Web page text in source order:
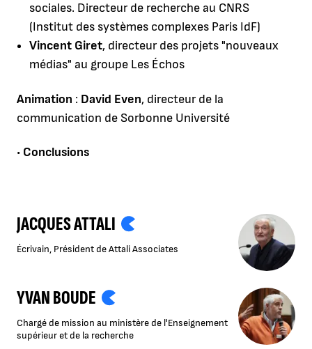
sociales. Directeur de recherche au CNRS
(Institut des systèmes complexes Paris IdF)
Vincent Giret, directeur des projets "nouveaux
médias" au groupe Les Échos
Animation : David Even, directeur de la
communication de Sorbonne Université
• Conclusions
JACQUES ATTALI
Écrivain, Président de Attali Associates
YVAN BOUDE
Chargé de mission au ministère de l'Enseignement
supérieur et de la recherche